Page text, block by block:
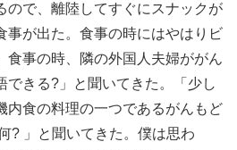
ので、離陸してすぐにスナックが
事が出た。食事の時にはやはりビ
食事の時、隣の外国人夫婦ががん
できる?」と聞いてきた。「少し
内食の料理の一つであるがんもど
? 」と聞いてきた。僕は思わ